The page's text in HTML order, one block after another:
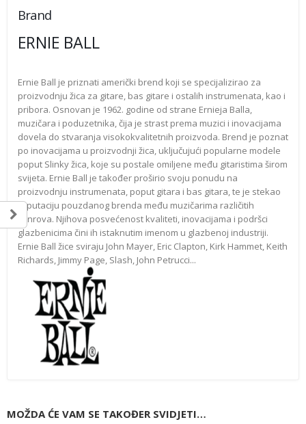
Brand
ERNIE BALL
Ernie Ball je priznati američki brend koji se specijalizirao za
proizvodnju žica za gitare, bas gitare i ostalih instrumenata, kao i
pribora. Osnovan je 1962. godine od strane Ernieja Balla,
muzičara i poduzetnika, čija je strast prema muzici i inovacijama
dovela do stvaranja visokokvalitetnih proizvoda. Brend je poznat
po inovacijama u proizvodnji žica, uključujući popularne modele
poput Slinky žica, koje su postale omiljene među gitaristima širom
svijeta. Ernie Ball je također proširio svoju ponudu na
proizvodnju instrumenata, poput gitara i bas gitara, te je stekao
reputaciju pouzdanog brenda među muzičarima različitih
žanrova. Njihova posvećenost kvaliteti, inovacijama i podršci
glazbenicima čini ih istaknutim imenom u glazbenoj industriji.
Ernie Ball žice sviraju John Mayer, Eric Clapton, Kirk Hammet, Keith
Richards, Jimmy Page, Slash, John Petrucci...
MOŽDA ĆE VAM SE TAKOĐER SVIDJETI…